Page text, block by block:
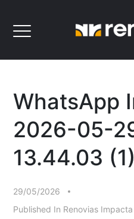
WhatsApp
2026-05-
13.44.03 (1)
29/05/2026
Published In Renovias